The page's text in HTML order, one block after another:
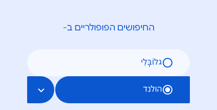
החיפושים הפופולריים ב-
גלוֹבָּלִי
הולנד